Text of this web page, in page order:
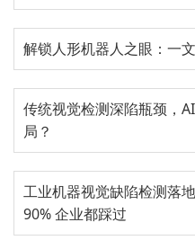
解锁人形机器人之眼：一
传统视觉检测深陷瓶颈，
局？
工业机器视觉缺陷检测落
90% 企业都踩过